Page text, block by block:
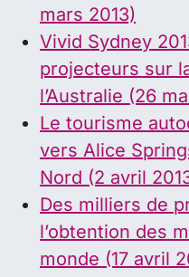
mars 2013)
Vivid Sydney
projecteurs sur
l’Australie (26
Le tourisme
vers Alice
Nord (2 avril
Des milliers de
l’obtention des
monde (17 avril